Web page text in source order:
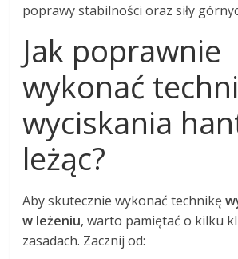
poprawy stabilności oraz siły
Jak poprawnie
wykonać
wyciskania
leżąc?
Aby skutecznie wykonać technikę
w leżeniu, warto pamiętać o kilku
zasadach. Zacznij od: